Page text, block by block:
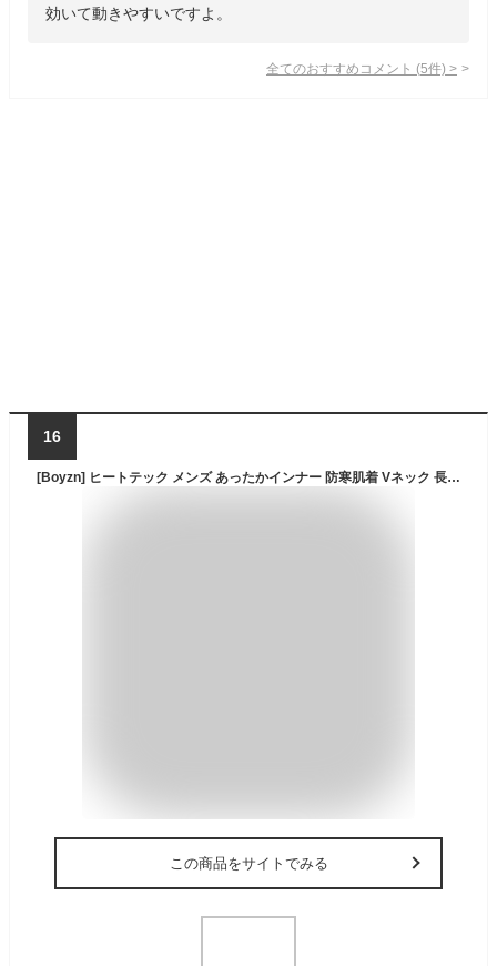
効いて動きやすいですよ。
全てのおすすめコメント (5件) >
16
[Boyzn] ヒートテック メンズ あったかインナー 防寒肌着 Vネック 長袖シャツ ズボン下 前開き 上下セット 保温インナー[吸湿発熱・中厚・保温] Black-M
この商品をサイトでみる